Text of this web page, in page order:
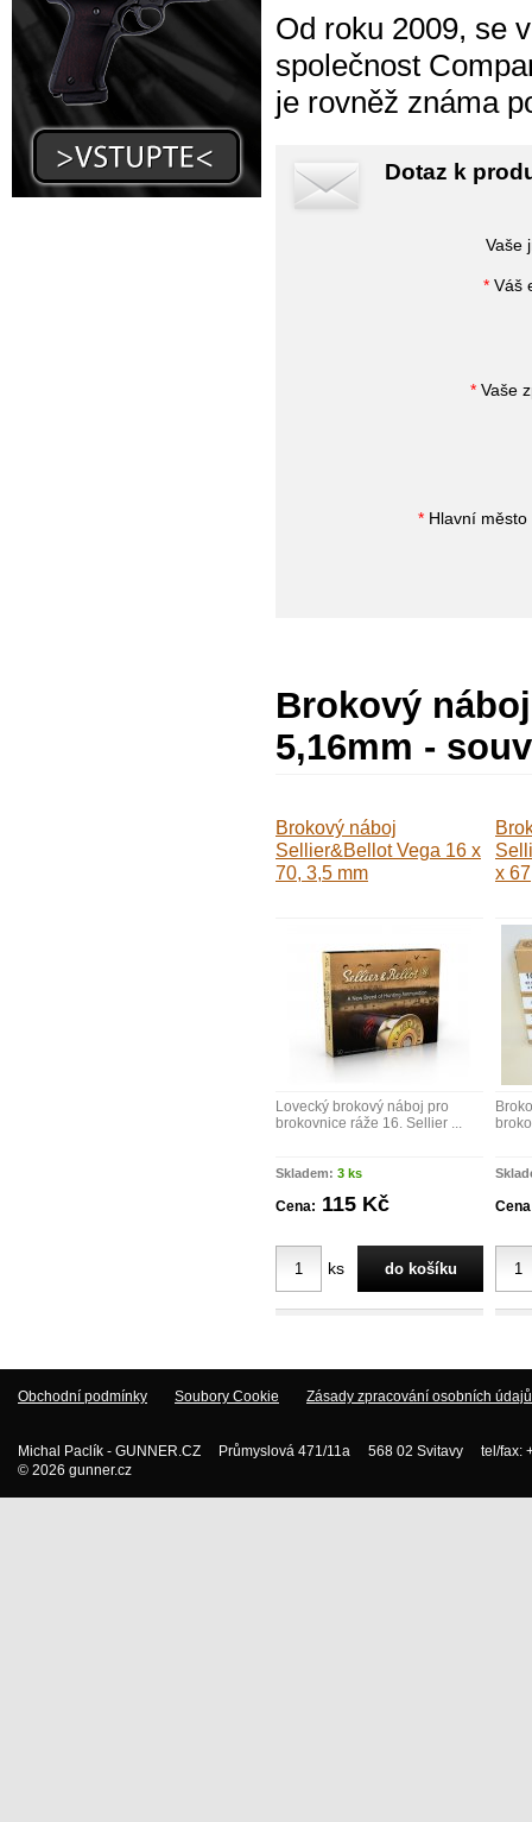
Od roku 2009, se
společnost
je rovněž známa
Dotaz k
Vaše
* Váš
* Vaše
* Hlavní město
Brokový
5,16mm -
Brokový náboj
Sellier&Bellot Vega 16 x
70, 3,5 mm
Lovecký brokový náboj pro
brokovnice ráže 16. Sellier ...
Skladem: 3 ks
Cena: 115 Kč
ks
x
Obchodní podmínky Soubory Cookie Zásady zpracování osobních údajů
Michal Paclík - GUNNER.CZ Průmyslová 471/11a 568 02 Svitavy tel/
© 2026 gunner.cz